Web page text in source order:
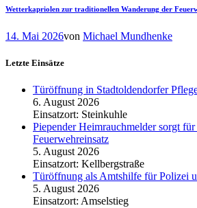
Wetterkapriolen zur traditionellen Wanderung der
14. Mai 2026von Michael Mundhenke
Letzte Einsätze
Türöffnung in Stadtoldendorfer
6. August 2026
Einsatzort: Steinkuhle
Piepender Heimrauchmelder sorgt
Feuerwehreinsatz
5. August 2026
Einsatzort: Kellbergstraße
Türöffnung als Amtshilfe für Polizei
5. August 2026
Einsatzort: Amselstieg